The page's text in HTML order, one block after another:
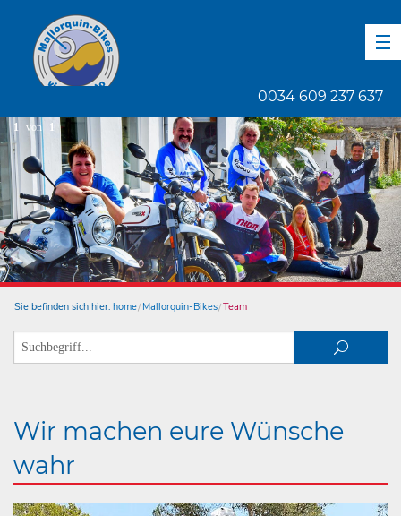
0034 609 237 637
1 von 1
Sie befinden sich hier: home Mallorquin-Bikes Team
Wir machen eure Wünsche
wahr